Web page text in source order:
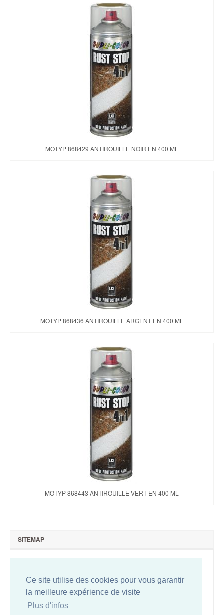
Ce site utilise des cookies pour vous garantir
la meilleure expérience de visite
Plus d'infos
MOTYP 868429 ANTIROUILLE NOIR EN 400 ML
MOTYP 868436 ANTIROUILLE ARGENT EN 400 ML
MOTYP 868443 ANTIROUILLE VERT EN 400 ML
SITEMAP
Plan du site
Conditions de vente
Mentions légales